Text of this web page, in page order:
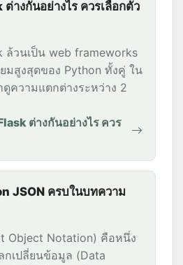
างกันอย่างไร ควรเลือกตัว
ล้วนเป็น web frameworks
มสูงสุดของ Python ทั้งคู่ ใน
ความแตกต่างระหว่าง 2
ต่างกันอย่างไร ควร
JSON ครบในบทความ
Object Notation) คือหนึ่ง
กเปลี่ยนข้อมูล (Data